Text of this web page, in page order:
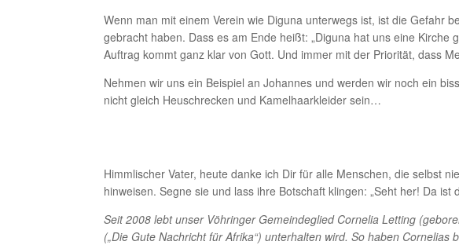
Wenn man mit einem Verein wie Diguna unterwegs ist, ist die Gefahr
gebracht haben. Dass es am Ende heißt: „Diguna hat uns eine
Auftrag kommt ganz klar von Gott. Und immer mit der Priorität, dass
Nehmen wir uns ein Beispiel an Johannes und werden wir noch ein
nicht gleich Heuschrecken und Kamelhaarkleider sein…
Himmlischer Vater, heute danke ich Dir für alle Menschen, die selbst
hinweisen. Segne sie und lass ihre Botschaft klingen: „Seht her! Da
Seit 2008 lebt unser Vöhringer Gemeindeglied Cornelia Letting
(„Die Gute Nachricht für Afrika“) unterhalten wird. So haben